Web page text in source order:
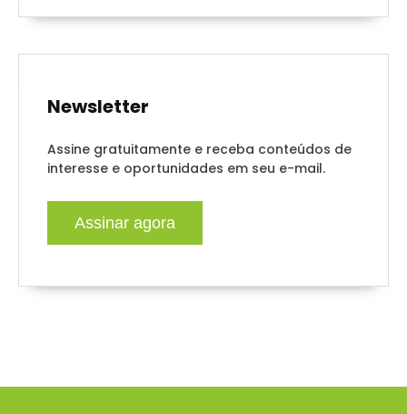
Newsletter
Assine gratuitamente e receba conteúdos de
interesse e oportunidades em seu e-mail.
Assinar agora